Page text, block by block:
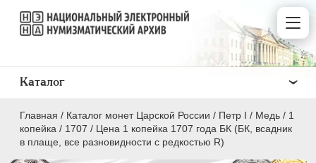
Главная / Каталог монет Царской России / Пeтр I / Медь / 1
копейка / 1707 / Цена 1 копейка 1707 года БК (БК, всадник
в плаще, все разновидности с редкостью R)
Каталог